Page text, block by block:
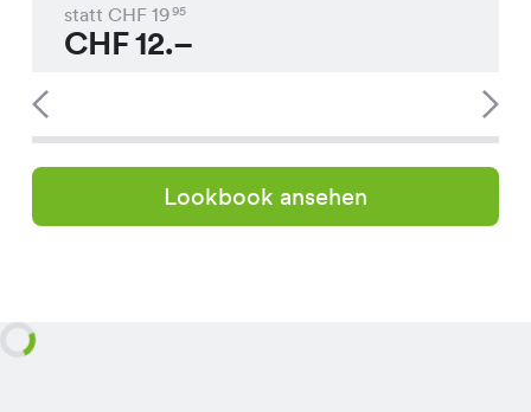
statt CHF 1995
CHF12.–
Lookbook ansehen